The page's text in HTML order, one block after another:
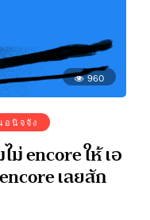
960
อนิจจัง
encore ให้ เอ
เลยสัก